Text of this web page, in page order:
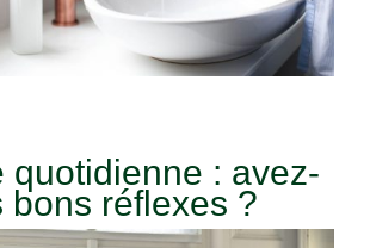
quotidienne : avez-
bons réflexes ?